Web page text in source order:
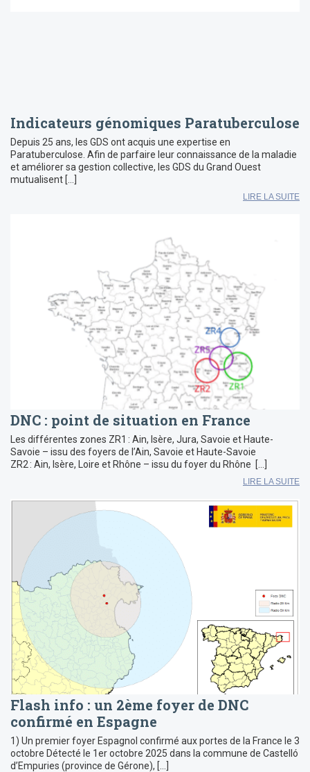
Indicateurs génomiques Paratuberculose
Depuis 25 ans, les GDS ont acquis une expertise en
Paratuberculose. Afin de parfaire leur connaissance de la maladie
et améliorer sa gestion collective, les GDS du Grand Ouest
mutualisent […]
LIRE LA SUITE
DNC : point de situation en France
Les différentes zones ZR1 : Ain, Isère, Jura, Savoie et Haute-
Savoie – issu des foyers de l’Ain, Savoie et Haute-Savoie
ZR2 : Ain, Isère, Loire et Rhône – issu du foyer du Rhône […]
LIRE LA SUITE
Flash info : un 2ème foyer de DNC
confirmé en Espagne
1) Un premier foyer Espagnol confirmé aux portes de la France le 3
octobre Détecté le 1er octobre 2025 dans la commune de Castelló
d’Empuries (province de Gérone), […]